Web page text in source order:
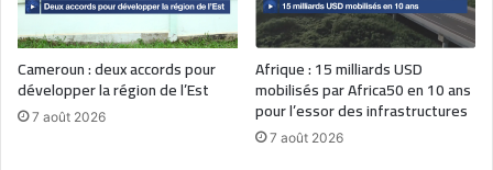
Cameroun : deux accords pour
développer la région de l’Est
7 août 2026
Afrique : 15 milliards USD
mobilisés par Africa50 en 10 ans
pour l’essor des infrastructures
7 août 2026